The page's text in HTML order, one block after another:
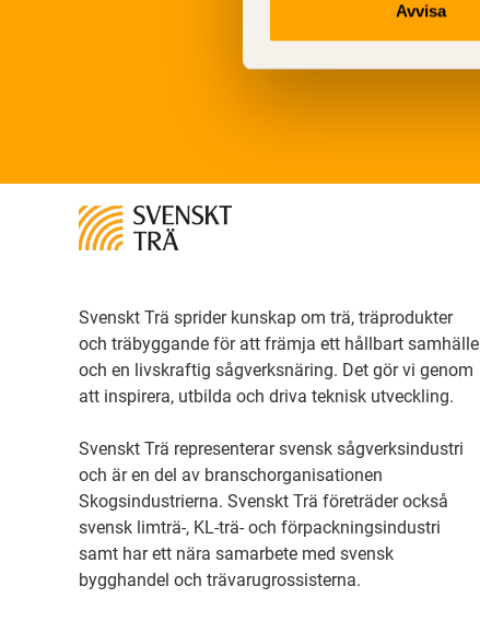
Avvisa
Svenskt Trä sprider kunskap om trä, träprodukter
och träbyggande för att främja ett hållbart samhälle
och en livskraftig sågverksnäring. Det gör vi genom
att inspirera, utbilda och driva teknisk utveckling.
Svenskt Trä representerar svensk sågverksindustri
och är en del av branschorganisationen
Skogsindustrierna. Svenskt Trä företräder också
svensk limträ-, KL-trä- och förpackningsindustri
samt har ett nära samarbete med svensk
bygghandel och trävarugrossisterna.